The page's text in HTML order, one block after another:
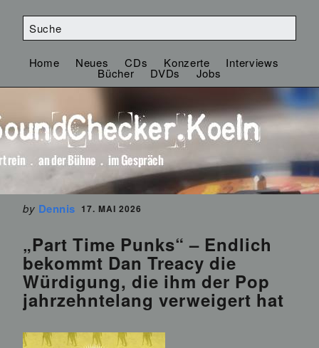
Home Neues CDs Konzerte Interviews
Bücher DVDs Jobs
by Dennis 17. MAI 2026
„Part Time Punks“ – Endlich
bekommt Dan Treacy die
Würdigung, die ihm der Pop
jahrzehntelang verweigert hat